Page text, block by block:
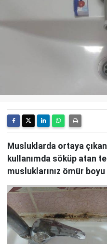
Musluklarda ortaya
kullanımda söküp atan
musluklarınız ömür